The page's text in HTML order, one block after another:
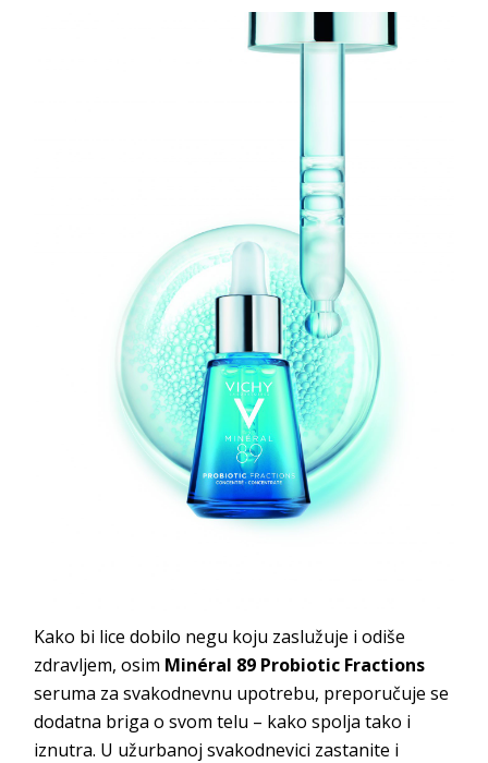
Kako bi lice dobilo negu koju zaslužuje i odiše
zdravljem, osim Minéral 89 Probiotic Fractions
seruma za svakodnevnu upotrebu, preporučuje se
dodatna briga o svom telu – kako spolja tako i
iznutra. U užurbanoj svakodnevici zastanite i